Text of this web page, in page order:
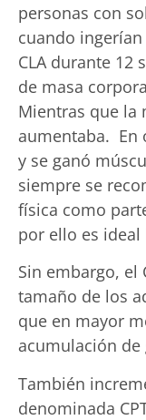
personas con
cuando
CLA durante 12
de masa
Mientras que la
aumentaba. En
y se ganó
siempre se
física como
por ello es
Sin embargo, el
tamaño de los
que en mayor
acumulación de
También
denominada